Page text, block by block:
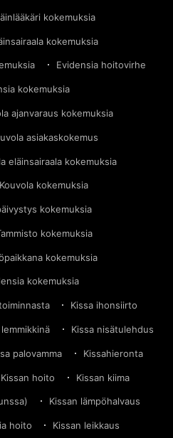
kokemuksia
kokemuksia
Evidensia hoitovirhe
kokemuksia
ajanvaraus kokemuksia
asiakaskokemus
eläinsairaala kokemuksia
kokemuksia
kokemuksia
kokemuksia
kokemuksia
kokemuksia
Kissa ihonsiirto
lemmikkinä Kissa nisätulehdus
palovamma Kissahieronta
Kissan hoito Kissan kiima
Kissan lämpöhalvaus
hoito Kissan leikkaus